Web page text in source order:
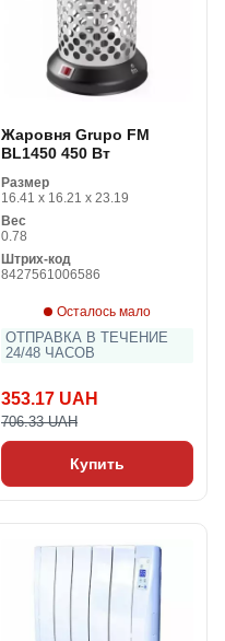
Жаровня Grupo FM
BL1450 450 Вт
Размер
16.41 x 16.21 x 23.19
Вес
0.78
Штрих-код
8427561006586
Осталось мало
ОТПРАВКА В ТЕЧЕНИЕ
24/48 ЧАСОВ
353.17 UAH
706.33 UAH
Купить